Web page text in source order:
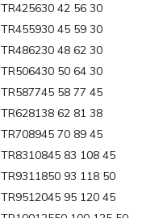
TR425630 42 56 30
TR455930 45 59 30
TR486230 48 62 30
TR506430 50 64 30
TR587745 58 77 45
TR628138 62 81 38
TR708945 70 89 45
TR8310845 83 108 45
TR9311850 93 118 50
TR9512045 95 120 45